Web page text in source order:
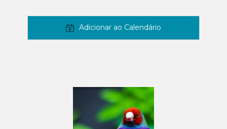
Adicionar ao Calendário